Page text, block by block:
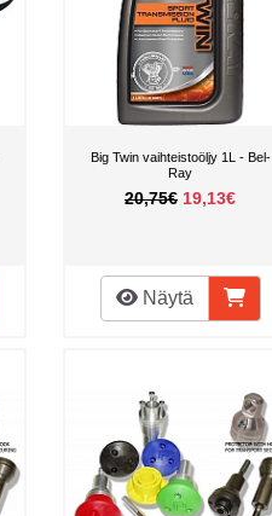
Big Twin vaihteistoöljy 1L - Bel-
Ray
20,75€ 19,13€
Näytä